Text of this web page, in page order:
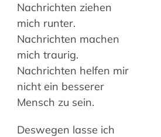
Nachrichten ziehen
mich runter.
Nachrichten machen
mich traurig.
Nachrichten helfen mir
nicht ein besserer
Mensch zu sein.
Deswegen lasse ich